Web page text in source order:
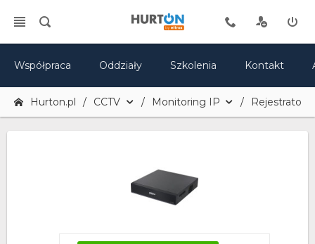
Współpraca Oddziały Szkolenia Kontakt
Hurton.pl CCTV Monitoring IP Rejestratory